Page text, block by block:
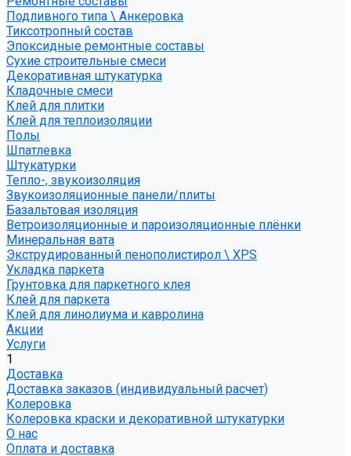
Подливного типа \ Анкеровка
Тиксотропный состав
Эпоксидные ремонтные составы
Сухие строительные смеси
Декоративная штукатурка
Кладочные смеси
Клей для плитки
Клей для теплоизоляции
Полы
Шпатлевка
Штукатурки
Тепло-, звукоизоляция
Звукоизоляционные панели/плиты
Базальтовая изоляция
Ветроизоляционные и пароизоляционные плёнки
Минеральная вата
Экструдированный пенополистирол \ XPS
Укладка паркета
Грунтовка для паркетного клея
Клей для паркета
Клей для линолиума и кавролина
Акции
Услуги
1
Доставка
Доставка заказов (индивидуальный расчет)
Колеровка
Колеровка краски и декоративной штукатурки
О нас
Оплата и доставка